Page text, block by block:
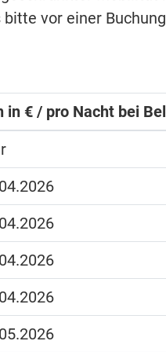
vor einer
in € / pro Nacht bei